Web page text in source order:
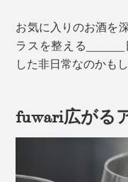
お気に入りのお酒を
ラスを整える
した非日常なのかも
fuwari広がる